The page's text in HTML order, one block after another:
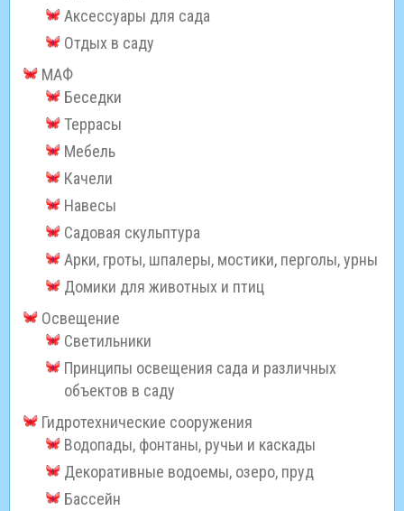
Аксессуары для сада
Отдых в саду
МАФ
Беседки
Террасы
Мебель
Качели
Навесы
Садовая скульптура
Арки, гроты, шпалеры, мостики, перголы, урны
Домики для животных и птиц
Освещение
Светильники
Принципы освещения сада и различных
объектов в саду
Гидротехнические сооружения
Водопады, фонтаны, ручьи и каскады
Декоративные водоемы, озеро, пруд
Бассейн